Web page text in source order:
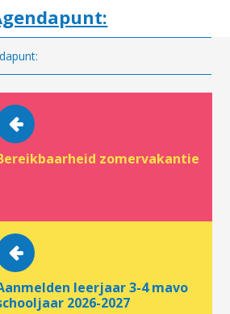
zomervakantie
leerjaar 3-4 mavo
2026-2027